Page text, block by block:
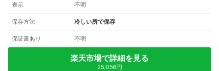
表示 不明
保存方法 冷しい所で保存
保証書あり 不明
楽天市場で詳細を見る
25,056円